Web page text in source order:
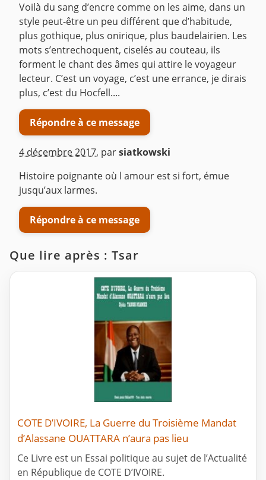
Voilà du sang d’encre comme on les aime, dans un
style peut-être un peu différent que d’habitude,
plus gothique, plus onirique, plus baudelairien. Les
mots s’entrechoquent, ciselés au couteau, ils
forment le chant des âmes qui attire le voyageur
lecteur. C’est un voyage, c’est une errance, je dirais
plus, c’est du Hocfell....
Répondre à ce message
4 décembre 2017, parsiatkowski
Histoire poignante où l amour est si fort, émue
jusqu’aux larmes.
Répondre à ce message
Que lire après : Tsar
COTE D’IVOIRE, La Guerre du Troisième Mandat
d’Alassane OUATTARA n’aura pas lieu
Ce Livre est un Essai politique au sujet de l’Actualité
en République de COTE D’IVOIRE.